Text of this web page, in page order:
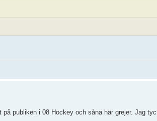
publiken i 08 Hockey och såna här grejer. Jag